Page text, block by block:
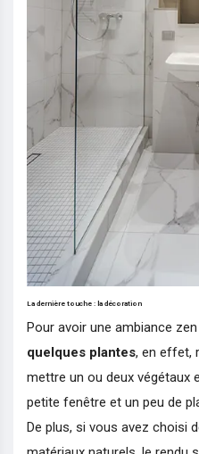
La dernière touche : la décoration
Pour avoir une ambiance
quelques plantes, en effet,
mettre un ou deux végétaux
petite fenêtre et un peu de
De plus, si vous avez choisi